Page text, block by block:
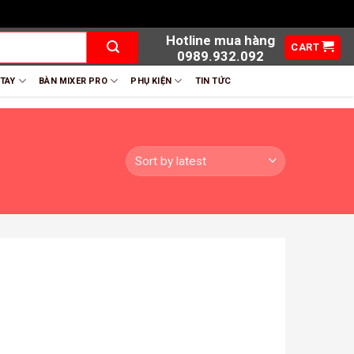
Hotline mua hàng
0989.932.092
CART
BÀN MIXER PRO PHỤ KIỆN TIN TỨC